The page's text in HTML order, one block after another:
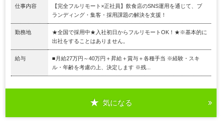
仕事内容
【完全フルリモート×正社員】飲食店のSNS運用を通じて、ブ
ランディング・集客・採用課題の解決を支援！
勤務地
★全国で採用中★入社初日からフルリモートOK！★※基本的に
出社をすることはありません。
給与
■月給27万円～40万円＋昇給＋賞与＋各種手当 ※経験・スキ
ル・年齢を考慮の上、決定します ※残...
気になる